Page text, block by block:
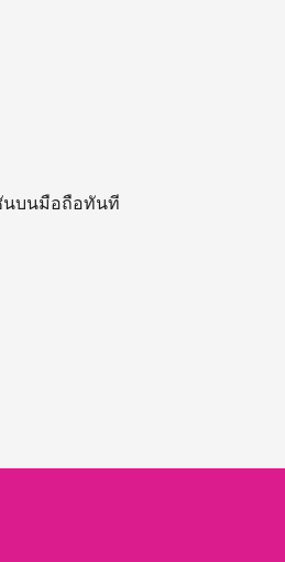
นบนมือถือทันที